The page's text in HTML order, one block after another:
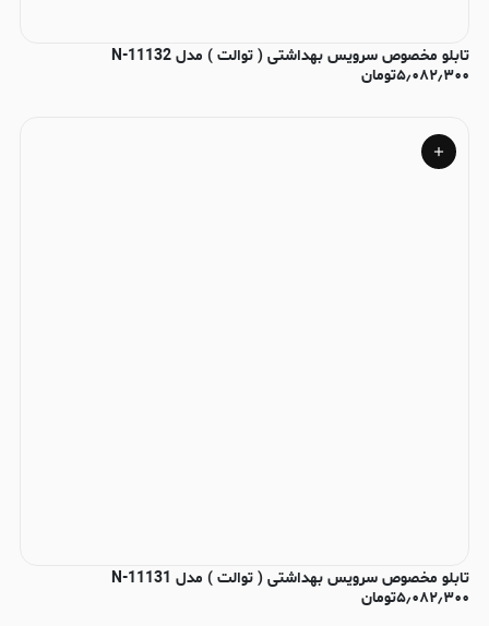
تابلو مخصوص سرویس بهداشتی ( توالت ) مدل N-11132
۵٫۰۸۲٫۳۰۰تومان
تابلو مخصوص سرویس بهداشتی ( توالت ) مدل N-11131
۵٫۰۸۲٫۳۰۰تومان